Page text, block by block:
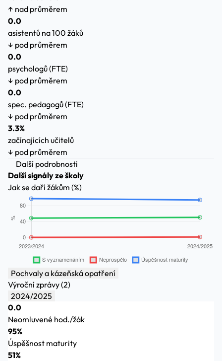
↑ nad průměrem
0.0
asistentů na 100 žáků
↓ pod průměrem
0.0
psychologů (FTE)
↓ pod průměrem
0.0
spec. pedagogů (FTE)
↓ pod průměrem
3.3%
začínajících učitelů
↓ pod průměrem
Další podrobnosti
Další signály ze školy
Jak se daří žákům (%)
Pochvaly a kázeňská opatření
Výroční zprávy (2)
2024/2025
0.0
Neomluvené hod./žák
95%
Úspěšnost maturity
51%